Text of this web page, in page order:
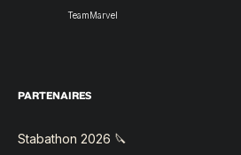
TeamMarvel
PARTENAIRES
Stabathon 2026 🔪